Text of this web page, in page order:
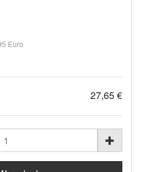
Euro
27,65 €